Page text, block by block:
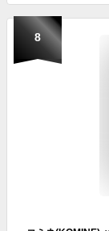
8